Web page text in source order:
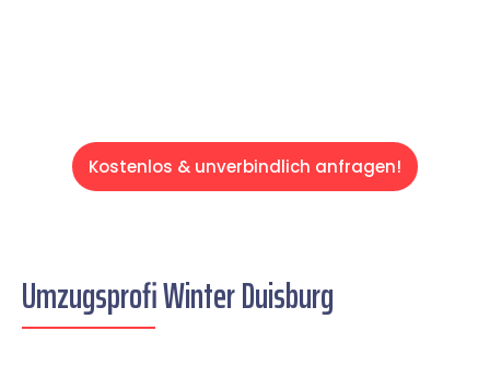
Kostenlos & unverbindlich anfragen!
Umzugsprofi Winter Duisburg